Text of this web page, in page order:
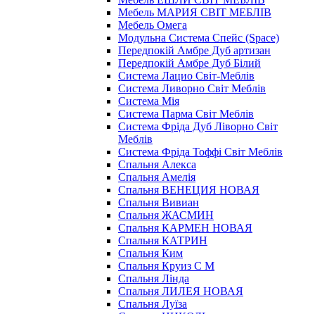
Мебель МАРИЯ СВІТ МЕБЛІВ
Мебель Омега
Модульна Cистема Спейс (Space)
Передпокій Амбре Дуб артизан
Передпокій Амбре Дуб Білий
Система Лацио Світ-Меблів
Система Ливорно Світ Меблів
Система Мія
Система Парма Свiт Меблiв
Система Фріда Дуб Ліворно Світ
Меблів
Система Фріда Тоффі Світ Меблів
Спальня Алекса
Спальня Амелія
Спальня ВЕНЕЦИЯ НОВАЯ
Спальня Вивиан
Спальня ЖАСМИН
Спальня КАРМЕН НОВАЯ
Спальня КАТРИН
Спальня Ким
Спальня Круиз С М
Спальня Лінда
Спальня ЛИЛЕЯ НОВАЯ
Спальня Луїза